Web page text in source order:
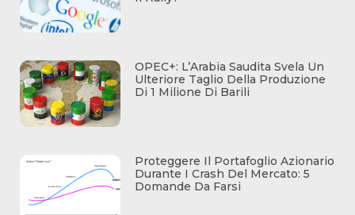
OPEC+: L’Arabia Saudita Svela Un
Ulteriore Taglio Della Produzione
Di 1 Milione Di Barili
Proteggere Il Portafoglio Azionario
Durante I Crash Del Mercato: 5
Domande Da Farsi